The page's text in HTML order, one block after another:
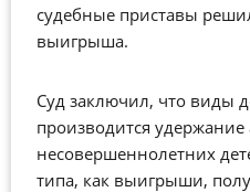
судебные приставы
выигрыша.
Суд заключил, что виды
производится
несовершеннолетних
типа, как выигрыши,